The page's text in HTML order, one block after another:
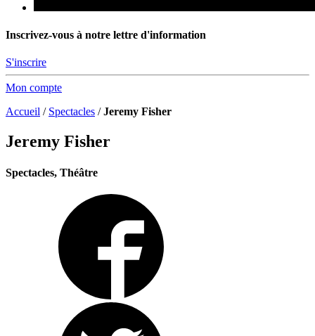
Inscrivez-vous à notre lettre d'information
S'inscrire
Mon compte
Accueil / Spectacles /Jeremy Fisher
Jeremy Fisher
Spectacles, Théâtre